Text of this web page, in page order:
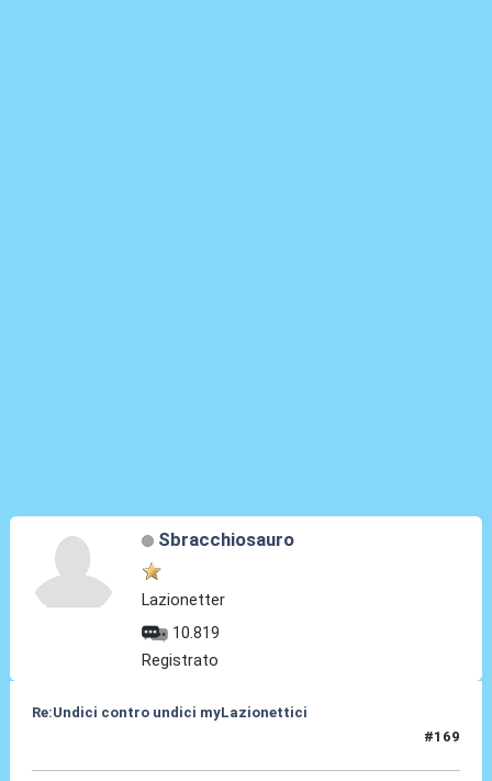
Sbracchiosauro
Lazionetter
10.819
Registrato
Re:Undici contro undici myLazionettici
#169